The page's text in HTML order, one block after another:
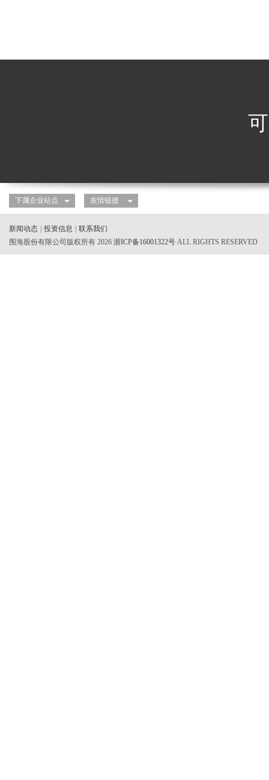
新闻动态 投资信息
联系我们
围海股份有限公司版权所有 2026 浙ICP备16001322号 ALL RIGHTS RESERVED